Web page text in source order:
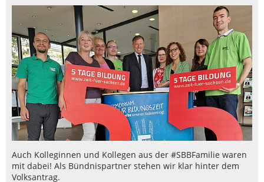
Auch Kolleginnen und Kollegen aus der #SBBFamilie waren
mit dabei! Als Bündnispartner stehen wir klar hinter dem
Volksantrag.